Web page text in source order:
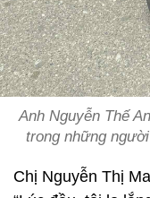
Anh Nguyễn Thế
trong những
Chị Nguyễn Thị